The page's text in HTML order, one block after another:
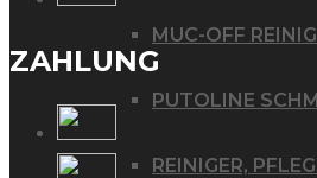
MUC-OFF
PUTOLINE
REINIGER,
ZAHLUNG